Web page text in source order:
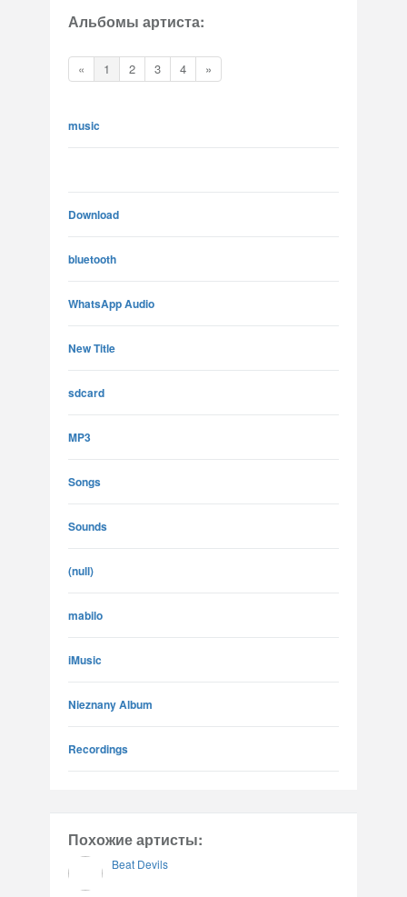
Альбомы артиста:
« 1 2 3 4 »
music
Download
bluetooth
WhatsApp Audio
New Title
sdcard
MP3
Songs
Sounds
(null)
mabilo
iMusic
Nieznany Album
Recordings
Похожие артисты:
Beat Devils